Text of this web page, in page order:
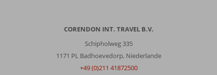
CORENDON INT. TRAVEL B.V.
Schipholweg 335
1171 PL Badhoevedorp, Niederlande
+49 (0)211 41872500